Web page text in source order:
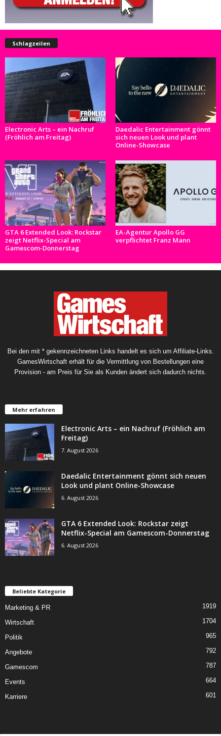
Schlagzeilen
Electronic Arts – ein Nachruf
(Fröhlich am Freitag)
Daedalic Entertainment gönnt
sich neuen Look und plant
Online-Showcase
GTA 6 Extended Look: Rockstar
zeigt Netflix-Special am
Gamescom-Donnerstag
EA-Agentur Apollo GG
verpflichtet Franz Mann
Bei den mit * gekennzeichneten Links handelt es sich um Affiliate-Links.
GamesWirtschaft erhält für die Vermittlung von Bestellungen eine
Provision - am Preis für Sie als Kunden ändert sich dadurch nichts.
Mehr erfahren
Electronic Arts – ein Nachruf (Fröhlich am
Freitag)
7. August 2026
Daedalic Entertainment gönnt sich neuen
Look und plant Online-Showcase
6. August 2026
GTA 6 Extended Look: Rockstar zeigt
Netflix-Special am Gamescom-Donnerstag
6. August 2026
Beliebte Kategorie
Marketing & PR 1919
Wirtschaft 1704
Politik 965
Angebote 792
Gamescom 787
Events 664
Karriere 601